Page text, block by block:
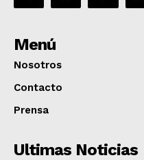
Menú
Nosotros
Contacto
Prensa
Ultimas Noticias